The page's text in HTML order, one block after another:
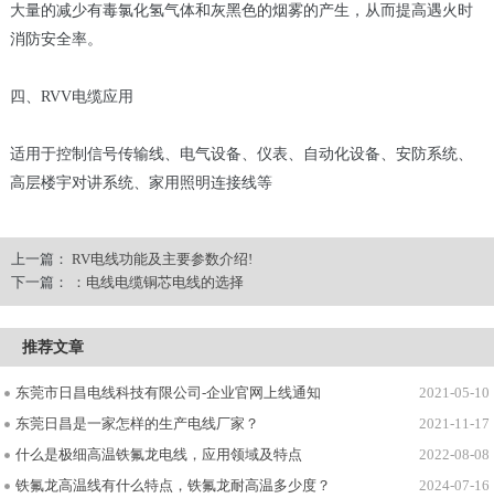
大量的减少有毒氯化氢气体和灰黑色的烟雾的产生，从而提高遇火时
消防安全率。
四、RVV电缆应用
适用于控制信号传输线、电气设备、仪表、自动化设备、安防系统、
高层楼宇对讲系统、家用照明连接线等
上一篇： RV电线功能及主要参数介绍!
下一篇：
：电线电缆铜芯电线的选择
推荐文章
2021-05-10
东莞市日昌电线科技有限公司-企业官网上线通知
2021-11-17
东莞日昌是一家怎样的生产电线厂家？
2022-08-08
什么是极细高温铁氟龙电线，应用领域及特点
2024-07-16
铁氟龙高温线有什么特点，铁氟龙耐高温多少度？